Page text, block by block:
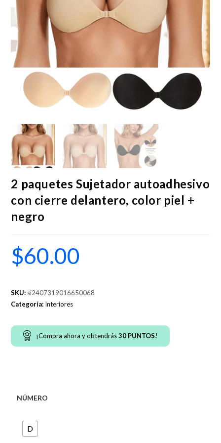
2 paquetes Sujetador autoadhesivo
con cierre delantero, color piel +
negro
$60.00
SKU: si2407319016650068
Categoría: Interiores
¡Compra ahora y obtendrás30 PUNTOS!
NÚMERO
D